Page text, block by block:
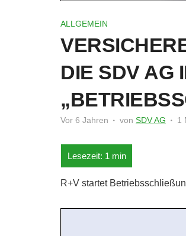
ALLGEMEIN
DIE SDV AG
Vor 6 Jahren von SDV AG 1
R+V startet